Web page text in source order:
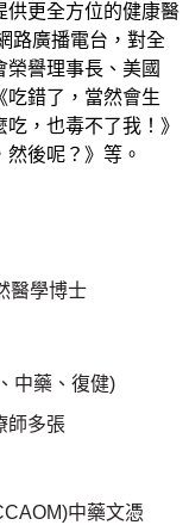
供更全方位的健康醫
路廣播電台，對全
譽理事長、美國
吃錯了，當然會生
，也毒不了我！》
然後呢？》等。
醫學博士
中藥、復健)
師多張
中藥文憑